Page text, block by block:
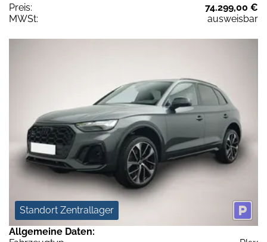
Preis:
74.299,00 €
MWSt:
ausweisbar
Standort Zentrallager
Allgemeine Daten: